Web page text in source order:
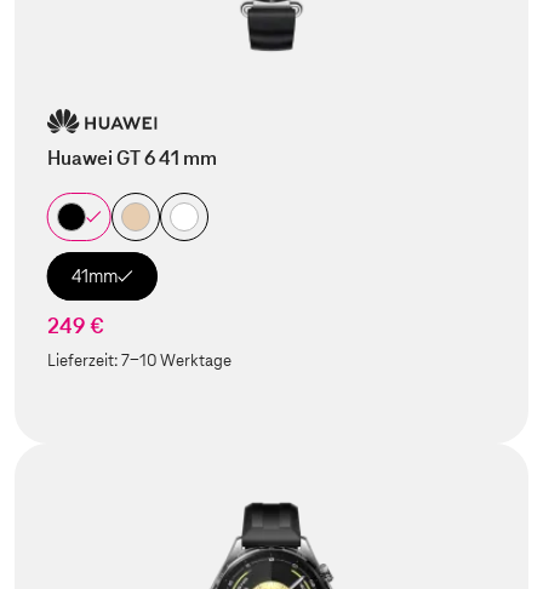
Huawei GT 6 41 mm
41mm
249 €
Lieferzeit:7-10 Werktage